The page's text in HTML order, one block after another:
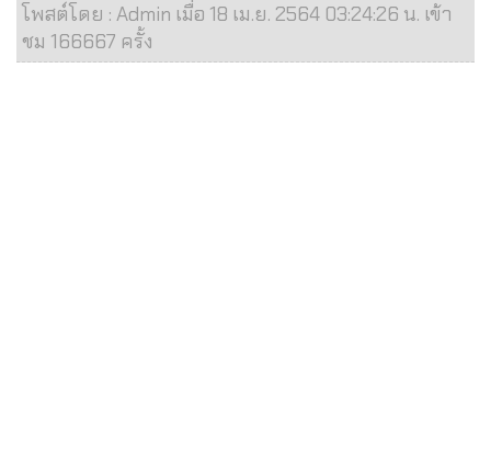
โพสต์โดย : Admin เมื่อ 18 เม.ย. 2564 03:24:26 น. เข้า
ชม 166667 ครั้ง